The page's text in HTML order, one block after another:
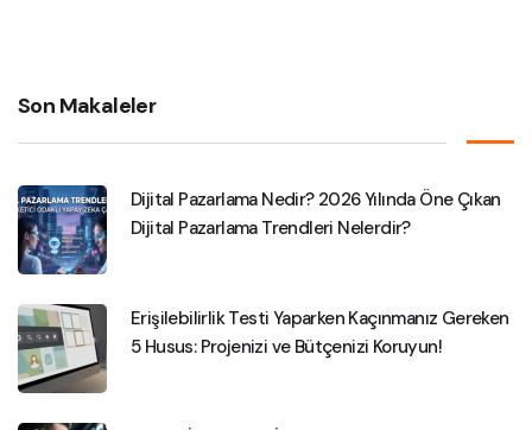
Son Makaleler
Dijital Pazarlama Nedir? 2026 Yılında Öne Çıkan
Dijital Pazarlama Trendleri Nelerdir?
Erişilebilirlik Testi Yaparken Kaçınmanız Gereken
5 Husus: Projenizi ve Bütçenizi Koruyun!